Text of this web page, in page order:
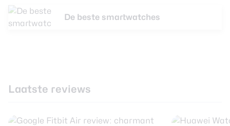
De beste smartwatches
Laatste reviews